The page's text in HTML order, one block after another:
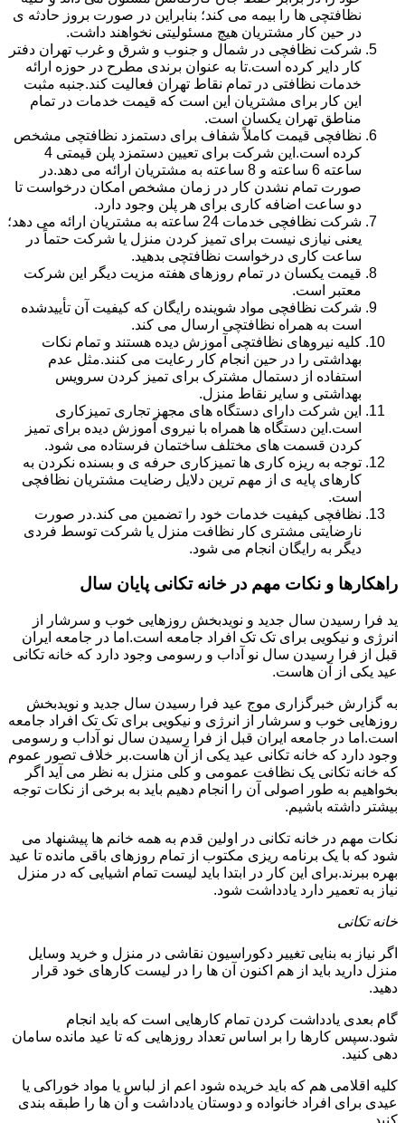
نظافتچی ها را بیمه می کند؛ بنابراین در صورت بروز حادثه ی
در حین کار مشتریان هیچ مسئولیتی نخواهند داشت.
شرکت نظافچی در شمال و جنوب و شرق و غرب تهران دفتر
کار دایر کرده است.تا به عنوان برندی مطرح در حوزه ارائه
خدمات نظافتی در تمام نقاط تهران فعالیت کند.جنبه مثبت
این کار برای مشتریان این است که قیمت خدمات در تمام
مناطق تهران یکسان است.
نظافچی قیمت کاملاً شفاف برای دستمزد نظافتچی مشخص
کرده است.این شرکت برای تعیین دستمزد پلن قیمتی 4
ساعته 6 ساعته و 8 ساعته به مشتریان ارائه می دهد.در
صورت تمام نشدن کار در زمان مشخص امکان درخواست تا
دو ساعت اضافه کاری برای هر پلن وجود دارد.
شرکت نظافچی خدمات 24 ساعته به مشتریان ارائه می دهد؛
یعنی نیازی نیست برای تمیز کردن منزل یا شرکت حتماً در
ساعت کاری درخواست نظافتچی بدهید.
قیمت یکسان در تمام روزهای هفته مزیت دیگر این شرکت
معتبر است.
شرکت نظافچی مواد شوینده رایگان که کیفیت آن تأییدشده
است به همراه نظافتچی ارسال می کند.
کلیه نیروهای نظافتچی آموزش دیده هستند و تمام نکات
بهداشتی را در حین انجام کار رعایت می کنند.مثل عدم
استفاده از دستمال مشترک برای تمیز کردن سرویس
بهداشتی و سایر نقاط منزل.
این شرکت دارای دستگاه های مجهز تجاری تمیزکاری
است.این دستگاه ها همراه با نیروی آموزش دیده برای تمیز
کردن قسمت های مختلف ساختمان فرستاده می شود.
توجه به ریزه کاری ها تمیزکاری حرفه ی و بسنده نکردن به
کارهای پایه ی از مهم ترین دلایل رضایت مشتریان نظافچی
است.
نظافچی کیفیت خدمات خود را تضمین می کند.در صورت
نارضایتی مشتری کار نظافت منزل یا شرکت توسط فردی
دیگر به رایگان انجام می شود.
راهکارها و نکات مهم در خانه تکانی پایان سال
ید فرا رسیدن سال جدید و نویدبخش روزهایی خوب و سرشار از
انرژی و نیکویی برای تک تک افراد جامعه است.اما در جامعه ایران
قبل از فرا رسیدن سال نو آداب و رسومی وجود دارد که خانه تکانی
عید یکی از آن هاست.
به گزارش خبرگزاری موج عید فرا رسیدن سال جدید و نویدبخش
روزهایی خوب و سرشار از انرژی و نیکویی برای تک تک افراد جامعه
است.اما در جامعه ایران قبل از فرا رسیدن سال نو آداب و رسومی
وجود دارد که خانه تکانی عید یکی از آن هاست.بر خلاف تصور عموم
که خانه تکانی یک نظافت عمومی و کلی منزل به نظر می آید اگر
بخواهیم به طور اصولی آن را انجام دهیم باید به برخی از نکات توجه
بیشتر داشته باشیم.
نکات مهم در خانه تکانی در اولین قدم به همه خانم ها پیشنهاد می
شود که با یک برنامه ریزی مکتوب از تمام روزهای باقی مانده تا عید
بهره ببرند.برای این کار در ابتدا باید لیست تمام اشیایی که در منزل
نیاز به تعمیر دارد یادداشت شود.
خانه تکانی
اگر نیاز به بنایی تغییر دکوراسیون نقاشی در منزل و خرید وسایل
منزل دارید باید از هم اکنون آن ها را در لیست کارهای خود قرار
دهید.
گام بعدی یادداشت کردن تمام کارهایی است که باید انجام
شود.سپس کارها را بر اساس تعداد روزهایی که تا عید مانده سامان
دهی کنید.
کلیه اقلامی هم که باید خریده شود اعم از لباس یا مواد خوراکی یا
عیدی برای افراد خانواده و دوستان یادداشت و آن ها را طبقه بندی
کنید.